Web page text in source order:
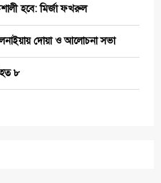
হবে: মির্জা ফখরুল
দোয়া ও আলোচনা সভা
৮